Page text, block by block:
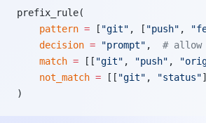
prefix_rule(
    pattern
= [ "git" , [ "push" ,
    decision
= "prompt" , # allow
    match
= [[ "git" , "push" ,
    not_match
= [[ "git" , "status"
)